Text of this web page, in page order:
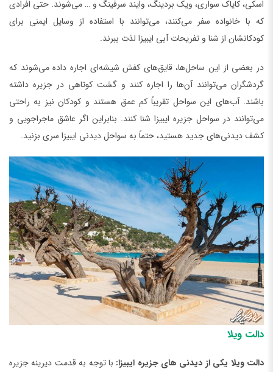
اسکی، کایاک سواری، ویک بردینگ، وایند سرفینگ و … می‌شوند. حتی افرادی
که با خانواده سفر می‌کنند، می‌توانند با استفاده از وسایل ایمنی برای
کودکانشان از شنا و تفریحات آبی ایبیزا لذت ببرند.
در بعضی از این ساحل‌ها، قایق‌های کفش شیشه‌ای اجاره داده می‌شوند که
گردشگران می‌توانند آن‌ها را اجاره کنند و گشت کوتاهی در جزیره داشته
باشند. آب‌های این سواحل تقریباً کم عمق هستند و کودکان نیز به راحتی
می‌توانند در سواحل جزیره ایبیزا شنا کنند. بنابراین اگر عاشق ماجراجویی و
کشف دیدنی‌های جدید هستید، حتماً به سواحل دیدنی ایبیزا سری بزنید.
دالت ویلا
دالت ویلا یکی از دیدنی ‌های جزیره ایبیزا: با توجه به قدمت دیرینه جزیره